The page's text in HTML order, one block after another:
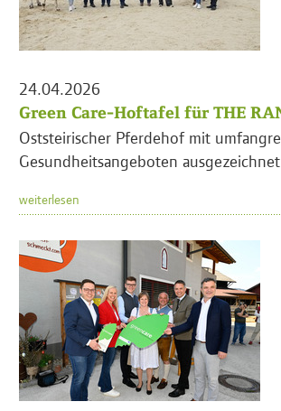
24.04.2026
Green Care-Hoftafel für THE
Oststeirischer Pferdehof mit
Gesundheitsangeboten ausgezeichnet
weiterlesen